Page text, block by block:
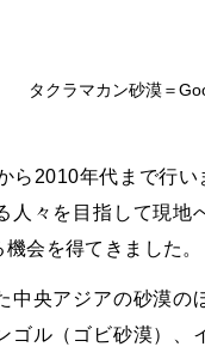
タクラマカン砂漠＝
ら2010年代まで行
人々を目指して現地
会を得てきました。
中央アジアの砂漠
ゴル（ゴビ砂漠）